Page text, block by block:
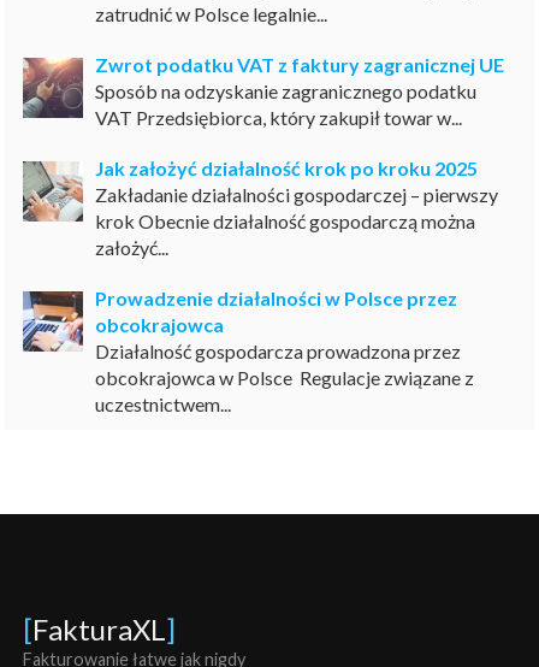
zatrudnić w Polsce legalnie...
Zwrot podatku VAT z faktury zagranicznej UE
Sposób na odzyskanie zagranicznego podatku
VAT Przedsiębiorca, który zakupił towar w...
Jak założyć działalność krok po kroku 2025
Zakładanie działalności gospodarczej – pierwszy
krok Obecnie działalność gospodarczą można
założyć...
Prowadzenie działalności w Polsce przez
obcokrajowca
Działalność gospodarcza prowadzona przez
obcokrajowca w Polsce Regulacje związane z
uczestnictwem...
[FakturaXL]
Fakturowanie łatwe jak nigdy